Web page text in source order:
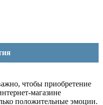
чтобы приобретение
магазине
положительные эмоции.